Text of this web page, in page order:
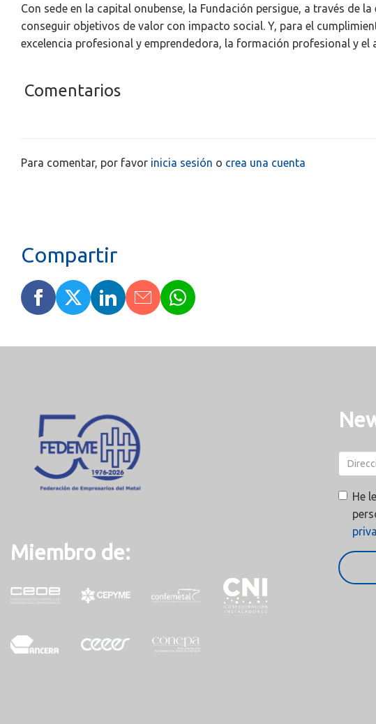
Con sede en la capital onubense, la Fundación persigue, a través de
conseguir objetivos de valor con impacto social. Y, para el
excelencia profesional y emprendedora, la formación profesional y
Comentarios
Para comentar, por favor inicia sesión o crea una cuenta
Miembro de:
He